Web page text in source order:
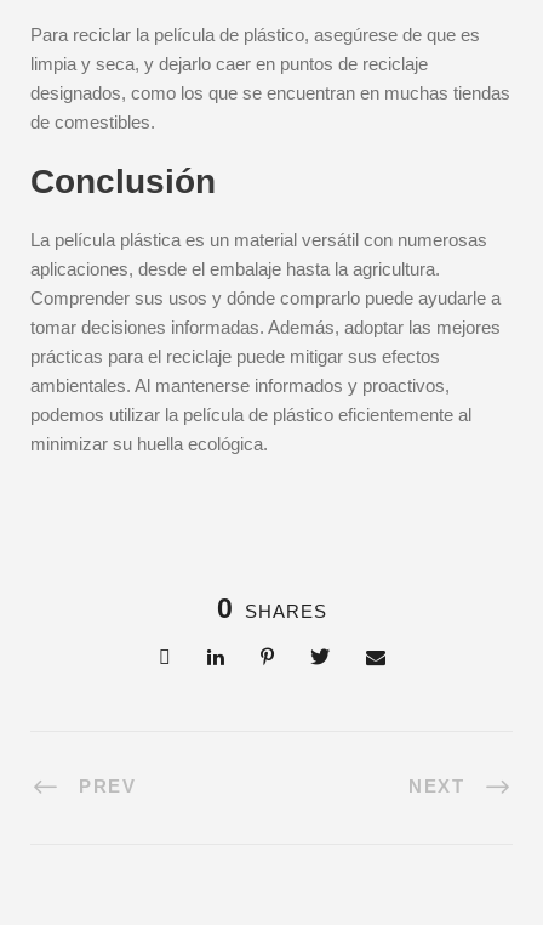
Para reciclar la película de plástico, asegúrese de que es
limpia y seca, y dejarlo caer en puntos de reciclaje
designados, como los que se encuentran en muchas tiendas
de comestibles.
Conclusión
La película plástica es un material versátil con numerosas
aplicaciones, desde el embalaje hasta la agricultura.
Comprender sus usos y dónde comprarlo puede ayudarle a
tomar decisiones informadas. Además, adoptar las mejores
prácticas para el reciclaje puede mitigar sus efectos
ambientales. Al mantenerse informados y proactivos,
podemos utilizar la película de plástico eficientemente al
minimizar su huella ecológica.
0 SHARES
PREV NEXT